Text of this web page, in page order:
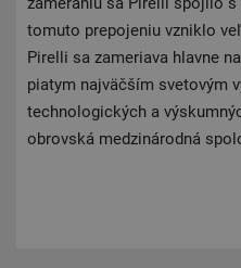
tomuto prepojeniu vzniklo
Pirelli sa zameriava hlavne
piatym najväčším svetovým
technologických a
obrovská medzinárodná